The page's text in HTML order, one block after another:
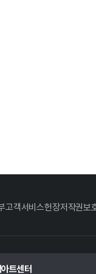
고객서비스헌장저작권보
트센터